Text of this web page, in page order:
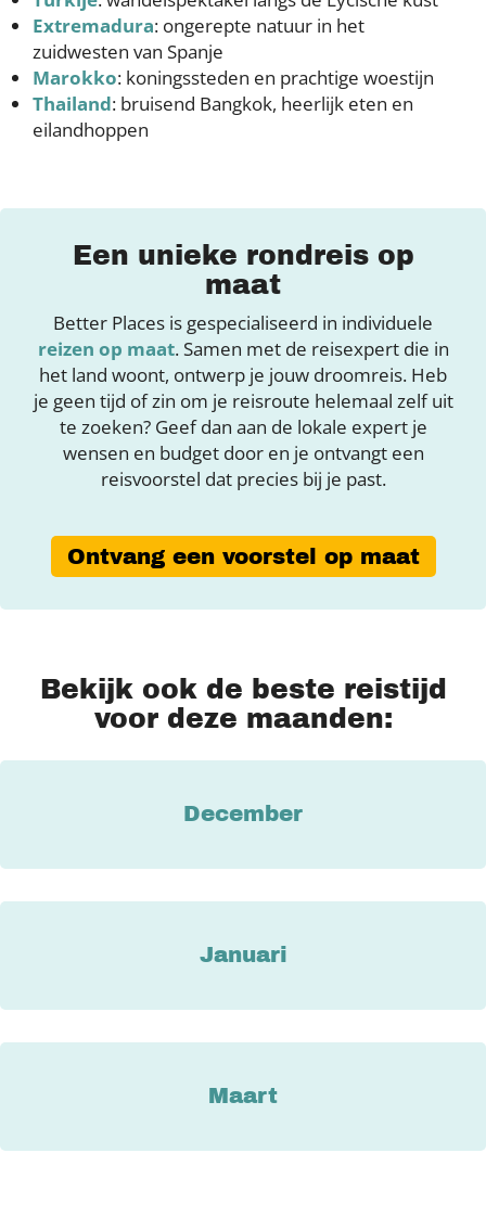
Extremadura: ongerepte natuur in het
zuidwesten van Spanje
Marokko: koningssteden en prachtige woestijn
Thailand: bruisend Bangkok, heerlijk eten en
eilandhoppen
Een unieke rondreis op
maat
Better Places is gespecialiseerd in individuele
reizen op maat. Samen met de reisexpert die in
het land woont, ontwerp je jouw droomreis. Heb
je geen tijd of zin om je reisroute helemaal zelf uit
te zoeken? Geef dan aan de lokale expert je
wensen en budget door en je ontvangt een
reisvoorstel dat precies bij je past.
Ontvang een voorstel op maat
Bekijk ook de beste reistijd
voor deze maanden:
December
Januari
Maart